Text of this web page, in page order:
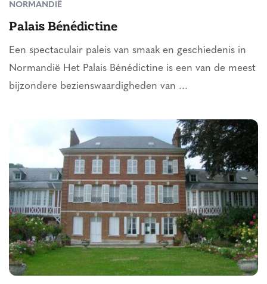
NORMANDIË
Palais Bénédictine
Een spectaculair paleis van smaak en geschiedenis in
Normandië Het Palais Bénédictine is een van de meest
bijzondere bezienswaardigheden van ...